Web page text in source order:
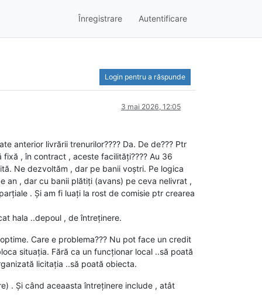
Înregistrare Autentificare
Login pentru a răspunde
3 mai 2026, 12:05
anterior livrării trenurilor???? Da. De de??? Ptr
, în contract , aceste facilități???? Au 36
Ne dezvoltăm , dar pe banii voștri. Pe logica
an , dar cu banii plătiți (avans) pe ceva nelivrat ,
. Și am fi luați la rost de comisie ptr crearea
hala ..depoul , de întreținere.
Care e problema??? Nu pot face un credit
situația. Fără ca un funcționar local ..să poată
licitația ..să poată obiecta.
. Și când aceaasta întreținere include , atât